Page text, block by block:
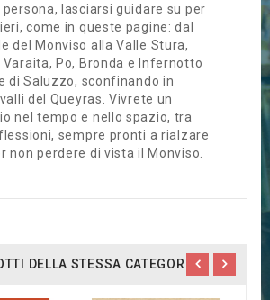
lasciarsi guidare su per
come in queste pagine: dal
del Monviso alla Valle Stura,
Varaita, Po, Bronda e Infernotto
di Saluzzo, sconfinando in
del Queyras. Vivrete un
nel tempo e nello spazio, tra
sempre pronti a rialzare
non perdere di vista il Monviso.
DELLA STESSA CATEGORIA: